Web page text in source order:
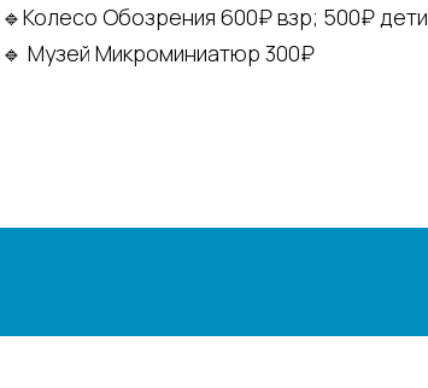
🔹Колесо Обозрения 600₽ взр; 500₽ дети
🔹 Музей Микроминиатюр 300₽